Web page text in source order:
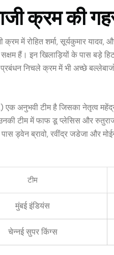
क्रम की
क्रम में रोहित शर्मा, सूर्यकुमार
हैं। इन खिलाड़ियों के पास बड़े
निचले क्रम में भी अच्छे
अनुभवी टीम है जिसका नेतृत्व
टीम में फाफ डू प्लेसिस और
ड्वेन ब्रावो, रवींद्र जडेजा और
टीम
मुंबई इंडियंस
चेन्नई सुपर किंग्स